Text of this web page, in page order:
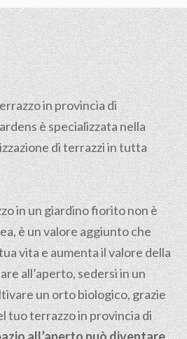
in provincia di
è specializzata nella
di terrazzi in tutta
in un giardino fiorito non è
è un valore aggiunto che
vita e aumenta il valore della
all’aperto, sedersi in un
un orto biologico, grazie
tuo terrazzo in provincia di